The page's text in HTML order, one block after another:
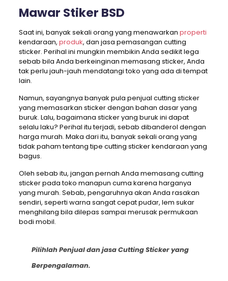
Mawar Stiker BSD
Saat ini, banyak sekali orang yang menawarkan properti
kendaraan, produk, dan jasa pemasangan cutting
sticker. Perihal ini mungkin membikin Anda sedikit lega
sebab bila Anda berkeinginan memasang sticker, Anda
tak perlu jauh-jauh mendatangi toko yang ada di tempat
lain.
Namun, sayangnya banyak pula penjual cutting sticker
yang memasarkan sticker dengan bahan dasar yang
buruk. Lalu, bagaimana sticker yang buruk ini dapat
selalu laku? Perihal itu terjadi, sebab dibanderol dengan
harga murah. Maka dari itu, banyak sekali orang yang
tidak paham tentang tipe cutting sticker kendaraan yang
bagus.
Oleh sebab itu, jangan pernah Anda memasang cutting
sticker pada toko manapun cuma karena harganya
yang murah. Sebab, pengaruhnya akan Anda rasakan
sendiri, seperti warna sangat cepat pudar, lem sukar
menghilang bila dilepas sampai merusak permukaan
bodi mobil.
Pilihlah Penjual dan jasa Cutting Sticker yang
Berpengalaman.